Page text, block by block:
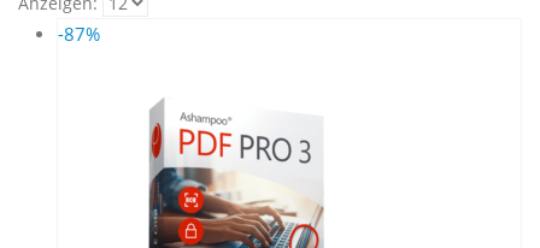
-87%